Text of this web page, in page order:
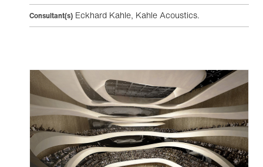
Consultant(s) Eckhard Kahle, Kahle Acoustics.